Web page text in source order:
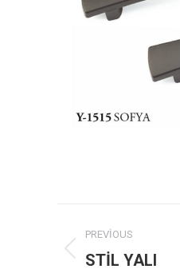
Project
navigation
PREVIOUS
Previous
STİL YALI